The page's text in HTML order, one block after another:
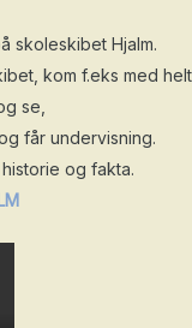
skoleskibet Hjalm.
kom f.eks med helt
se,
får undervisning.
og fakta.